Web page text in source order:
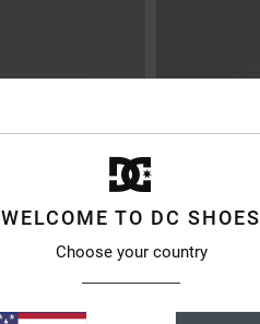
WELCOME TO DC SHOES
Choose your country